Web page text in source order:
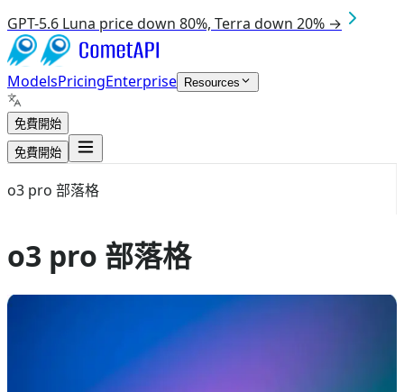
GPT-5.6 Luna price down 80%, Terra down 20% →
ModelsPricingEnterprise Resources
免費開始
免費開始
o3 pro 部落格
o3 pro 部落格